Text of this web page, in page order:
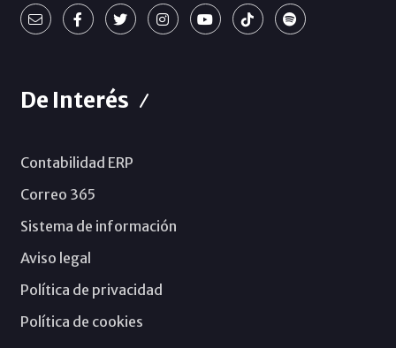
De Interés
Contabilidad ERP
Correo 365
Sistema de información
Aviso legal
Política de privacidad
Política de cookies